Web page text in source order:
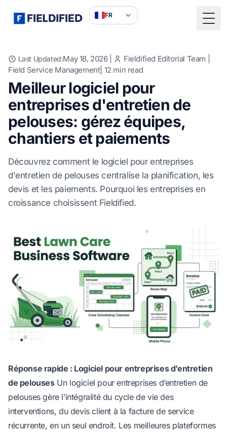
FR
Last Updated:May 18, 2026| Fieldified Editorial Team
Field Service Management| 12 min read
Meilleur logiciel pour
entreprises d'entretien de
pelouses: gérez équipes,
chantiers et paiements
Découvrez comment le logiciel pour entreprises
d'entretien de pelouses centralise la planification, les
devis et les paiements. Pourquoi les entreprises en
croissance choisissent Fieldified.
Réponse rapide : Logiciel pour entreprises d’entretien
de pelousesUn logiciel pour entreprises d’entretien de
pelouses gère l’intégralité du cycle de vie des
interventions, du devis client à la facture de service
récurrente, en un seul endroit. Les meilleures plateformes